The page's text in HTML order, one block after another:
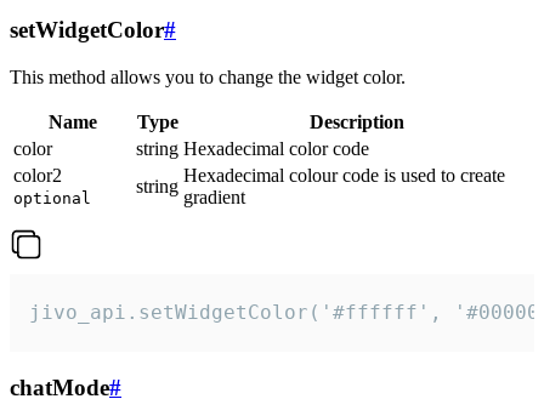
setWidgetColor#
This method allows you to change the widget color.
Name Type
Description
color
string Hexadecimal color code
color2
optional
string
Hexadecimal colour code is used to create
gradient
jivo_api.setWidgetColor('#ffffff',
chatMode#